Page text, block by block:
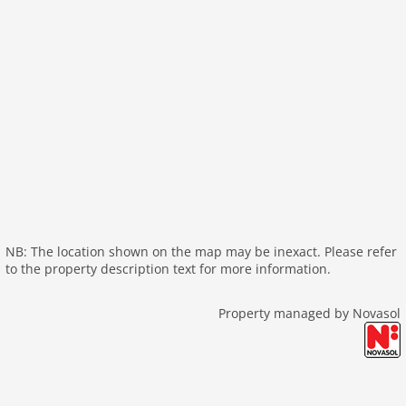
NB: The location shown on the map may be inexact. Please refer
to the property description text for more information.
Property managed by Novasol